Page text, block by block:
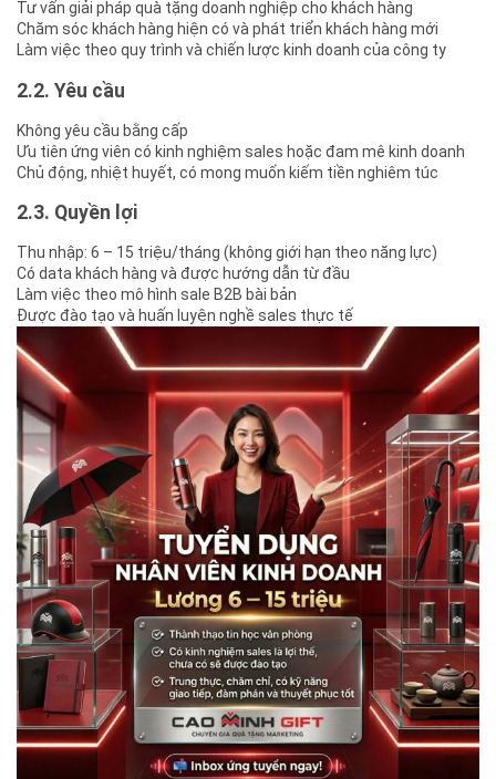
Tư vấn giải pháp quà tặng doanh nghiệp cho khách hàng
Chăm sóc khách hàng hiện có và phát triển khách hàng mới
Làm việc theo quy trình và chiến lược kinh doanh của công ty
2.2. Yêu cầu
Không yêu cầu bằng cấp
Ưu tiên ứng viên có kinh nghiệm sales hoặc đam mê kinh doanh
Chủ động, nhiệt huyết, có mong muốn kiếm tiền nghiêm túc
2.3. Quyền lợi
Thu nhập: 6 – 15 triệu/tháng (không giới hạn theo năng lực)
Có data khách hàng và được hướng dẫn từ đầu
Làm việc theo mô hình sale B2B bài bản
Được đào tạo và huấn luyện nghề sales thực tế